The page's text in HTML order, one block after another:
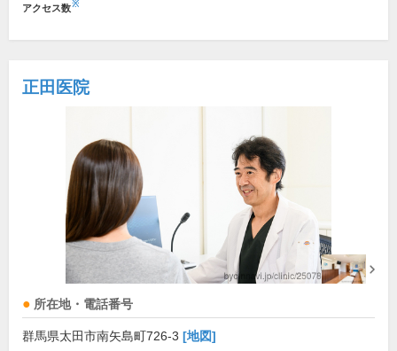
アクセス数※
正田医院
所在地・電話番号
群馬県太田市南矢島町726-3 [地図]